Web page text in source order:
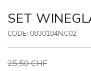
SET
CODE: 0830184N.C02
25,50 CHF